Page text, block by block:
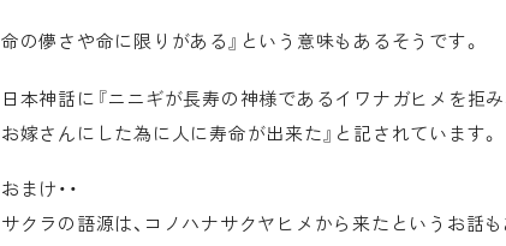
命の儚さや命に限りがある』という意味もあるそうです。
日本神話に『ニニギが長寿の神様であるイワナガヒメを拒
お嫁さんにした為に人に寿命が出来た』と記されています。
おまけ・・
サクラの語源は、コノハナサクヤヒメから来たというお話